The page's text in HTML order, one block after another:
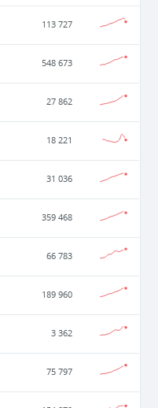
113 727
548 673
27 862
18 221
31 036
359 468
66 783
189 960
3 362
75 797